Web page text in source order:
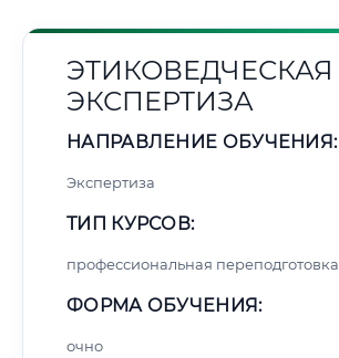
ЭТИКОВЕДЧЕСКАЯ
ЭКСПЕРТИЗА
НАПРАВЛЕНИЕ ОБУЧЕНИЯ:
Экспертиза
ТИП КУРСОВ:
профессиональная переподготовка
ФОРМА ОБУЧЕНИЯ:
очно